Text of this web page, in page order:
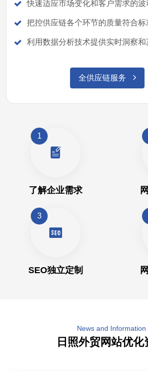
快速适应市场变化和客户需求的波
把控供应链各个环节的质量符合标
利用数据分析技术提供实时洞察和
全供应链服务
1
了解企业需求
3
SEO独立定制
News and Information
日照外贸网站优化